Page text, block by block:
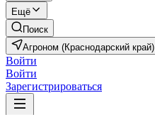
Ещё
Поиск
Агроном (Краснодарский край)
Войти
Войти
Зарегистрироваться